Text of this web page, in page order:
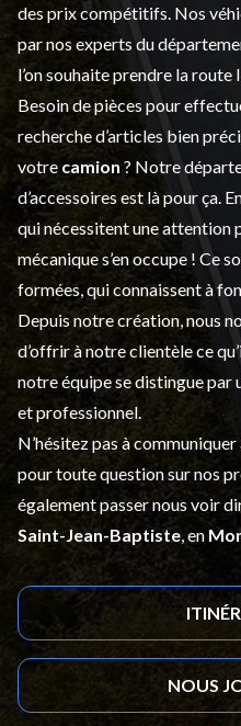
des prix compétitifs. Nos
par nos experts du
l’on souhaite prendre la route
Besoin de pièces pour
recherche d’articles bien
votre camion ? Notre
d’accessoiresest là pour ça.
qui nécessitent une attention
mécanique s’en occupe ! Ce
formées, qui connaissent à
Depuis notre création, nous
d’offrir à notre clientèle ce
notre équipe se distingue par
et professionnel.
N’hésitez pas à communiquer
pour toute question sur nos
également passer nous voir
Saint-Jean-Baptiste , en
NOUS